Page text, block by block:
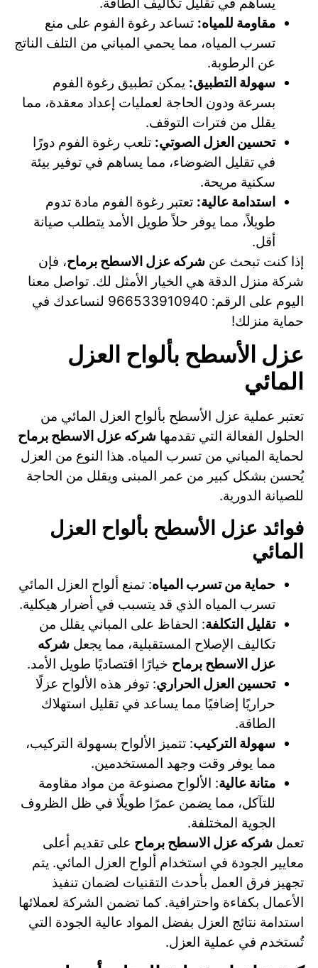
مقاومة للمياه: تساعد رغوة الفوم على منع
تسرب المياه، مما يحمي المباني من التلف الناتج
عن الرطوبة.
سهولة التطبيق: يمكن تطبيق رغوة الفوم
بسرعة ودون الحاجة لعمليات إعداد معقدة، مما
يقلل من فترات التوقف.
تحسين العزل الصوتي: تلعب رغوة الفوم دورًا
في تقليل الضوضاء، مما يساهم في توفير بيئة
سكنية مريحة.
استدامة عالية: تعتبر رغوة الفوم مادة تدوم
طويلاً، مما يوفر حلاً طويل الأمد يتطلب صيانة
أقل.
إذا كنت تبحث عن شركه عزل الاسطح برماح، فإن
شركة منزل الدقة هي الخيار الأمثل لك. تواصل معنا
اليوم على الرقم: 966533910940 لنساعدك في
حماية منزلك!
عزل الأسطح بألواح العزل
المائي
تعتبر عملية عزل الأسطح بألواح العزل المائي من
الحلول الفعالة التي تقدمها شركه عزل الاسطح برماح
لحماية المباني من تسرب المياه. هذا النوع من العزل
يُحسن بشكل كبير من عمر المبنى ويقلل من الحاجة
للصيانة الدورية.
فوائد عزل الأسطح بألواح العزل
المائي
حماية من تسرب المياه: تمنع ألواح العزل المائي
تسرب المياه الذي قد يتسبب في أضرار هيكلية.
تقليل التكلفة: الحفاظ على المباني يقلل من
تكاليف الإصلاح المستقبلية، مما يجعل شركه
عزل الاسطح برماح خيارًا اقتصاديًا طويل الأمد.
تحسين العزل الحراري: توفر هذه الألواح عزلًا
حراريًا إضافيًا مما يساعد في تقليل استهلاك
الطاقة.
سهولة التركيب: تتميز الألواح بسهولة التركيب،
مما يوفر وقت وجهد المستخدمين.
متانة عالية: الألواح مصنوعة من مواد مقاومة
للتآكل، مما يضمن عمرًا طويلًا في ظل الظروف
الجوية المختلفة.
تعمل شركه عزل الاسطح برماح على تقديم أعلى
معايير الجودة في استخدام ألواح العزل المائي. يتم
تجهيز فرق العمل بأحدث التقنيات لضمان تنفيذ
الأعمال بكفاءة واحترافية. كما تضمن الشركة لعملائها
استدامة نتائج العزل بفضل المواد عالية الجودة التي
تُستخدم في عملية العزل.